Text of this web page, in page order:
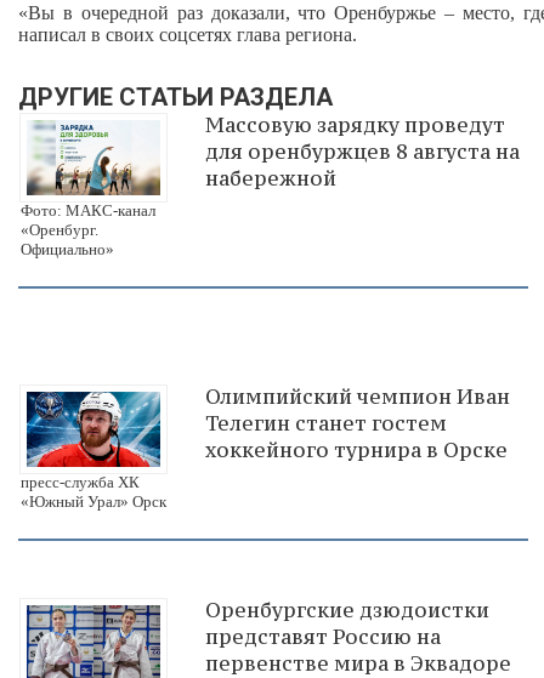
«Вы в очередной раз доказали, что Оренбуржье – место,
написал в своих соцсетях глава региона.
ДРУГИЕ СТАТЬИ РАЗДЕЛА
Фото: МАКС-канал
«Оренбург.
Официально»
Массовую зарядку проведут
для оренбуржцев 8 августа на
набережной
пресс-служба ХК
«Южный Урал» Орск
Олимпийский чемпион Иван
Телегин станет гостем
хоккейного турнира в Орске
Оренбургские дзюдоистки
представят Россию на
первенстве мира в Эквадоре